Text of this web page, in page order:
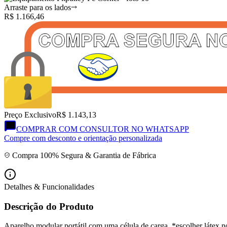
Arraste para os lados
R$ 1.166,46
Preço ExclusivoR$ 1.143,13
COMPRAR COM CONSULTOR NO WHATSAPP
Compre com desconto e orientação personalizada
Compra 100% Segura & Garantia de Fábrica
Detalhes & Funcionalidades
Descrição do Produto